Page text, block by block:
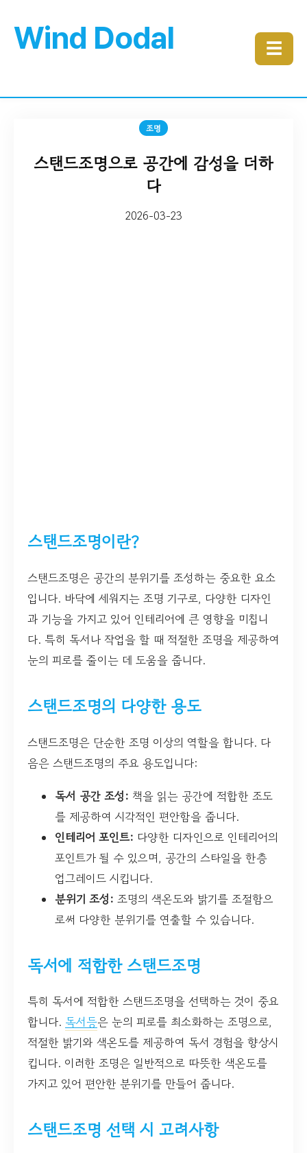
Wind Dodal ☰
조명
스탠드조명으로 공간에 감성을 더하
다
2026-03-23
스탠드조명이란?
스탠드조명은 공간의 분위기를 조성하는 중요한 요소
입니다. 바닥에 세워지는 조명 기구로, 다양한 디자인
과 기능을 가지고 있어 인테리어에 큰 영향을 미칩니
다. 특히 독서나 작업을 할 때 적절한 조명을 제공하여
눈의 피로를 줄이는 데 도움을 줍니다.
스탠드조명의 다양한 용도
스탠드조명은 단순한 조명 이상의 역할을 합니다. 다
음은 스탠드조명의 주요 용도입니다:
독서 공간 조성: 책을 읽는 공간에 적합한 조도
를 제공하여 시각적인 편안함을 줍니다.
인테리어 포인트: 다양한 디자인으로 인테리어의
포인트가 될 수 있으며, 공간의 스타일을 한층
업그레이드 시킵니다.
분위기 조성: 조명의 색온도와 밝기를 조절함으
로써 다양한 분위기를 연출할 수 있습니다.
독서에 적합한 스탠드조명
특히 독서에 적합한 스탠드조명을 선택하는 것이 중요
합니다. 독서등은 눈의 피로를 최소화하는 조명으로,
적절한 밝기와 색온도를 제공하여 독서 경험을 향상시
킵니다. 이러한 조명은 일반적으로 따뜻한 색온도를
가지고 있어 편안한 분위기를 만들어 줍니다.
스탠드조명 선택 시 고려사항